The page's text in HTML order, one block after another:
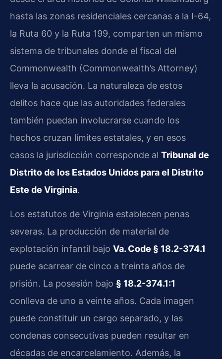
hasta las zonas residenciales cercanas a la I-64,
la Ruta 60 y la Ruta 199, comparten un mismo
sistema de tribunales donde el fiscal del
Commonwealth (Commonwealth’s Attorney)
lleva la acusación. La naturaleza de estos
delitos hace que las autoridades federales
también puedan involucrarse cuando los
hechos cruzan límites estatales, y en esos
casos la jurisdicción corresponde al Tribunal de
Distrito de los Estados Unidos para el Distrito
Este de Virginia.
Los estatutos de Virginia establecen penas
severas. La producción de material de
explotación infantil bajo Va. Code § 18.2-374.1
puede acarrear de cinco a treinta años de
prisión. La posesión bajo § 18.2-374.1:1
conlleva de uno a veinte años. Cada imagen
puede constituir un cargo separado, y las
condenas consecutivas pueden resultar en
décadas de encarcelamiento. Además, la